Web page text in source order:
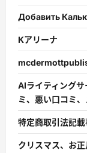
Добавить
Kアリーナ
AIライティング
ミ、悪い口コミ
特定商取引法記
クリスマス、お